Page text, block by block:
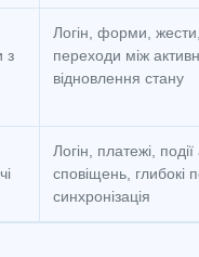
з
Логін, форми, жести,
переходи між
відновлення стану
Логін, платежі, події
сповіщень,
синхронізація